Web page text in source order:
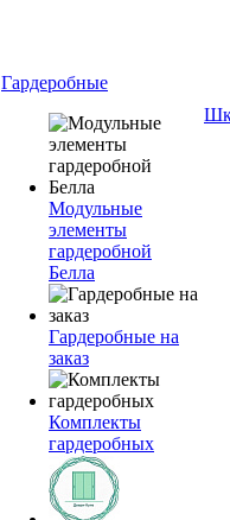
Гардеробные
Модульные
элементы
гардеробной
Белла
Гардеробные на
заказ
Комплекты
гардеробных